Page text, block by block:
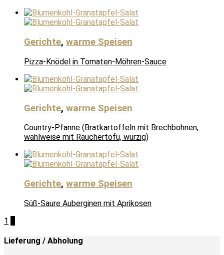
Gerichte, warme Speisen
Pizza-Knödel in Tomaten-Möhren-Sauce
Gerichte, warme Speisen
Country-Pfanne (Bratkartoffeln mit Brechbohnen,
wahlweise mit Räuchertofu, würzig)
Gerichte, warme Speisen
Süß-Saure Auberginen mit Aprikosen
1
Lieferung / Abholung